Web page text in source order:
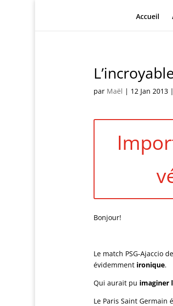
Accueil
par Maël | 12 Jan 2013 |
Bonjour!
Le match PSG-Ajaccio
évidemment ironique.
Qui aurait pu imaginer
Le Paris Saint